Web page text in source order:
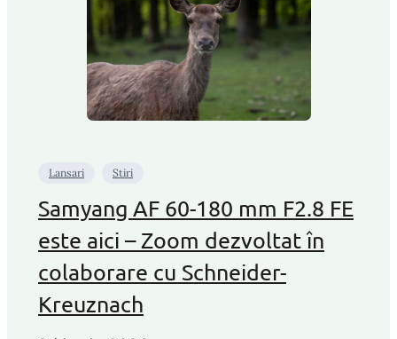
Lansari Stiri
Samyang AF 60-180 mm F2.8 FE
este aici – Zoom dezvoltat în
colaborare cu Schneider-
Kreuznach